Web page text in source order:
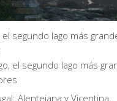
el segundo lago más
Alentejana y Vicentina.